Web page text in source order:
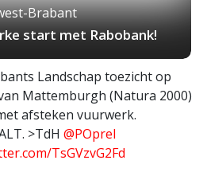
Brabant
start met Rabobank!
Landschap toezicht op
Mattemburgh (Natura 2000)
afsteken vuurwerk.
>TdH @POprel
TsGVzvG2Fd